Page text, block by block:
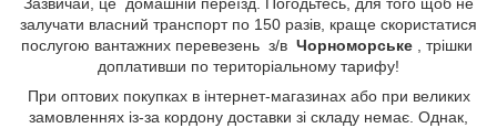
залучати власний транспорт по 150 разів, краще скористатися
послугою вантажних перевезень з/в Чорноморське
, трішки
доплативши по територіальному тарифу!
При оптових покупках в інтернет-магазинах або при великих
замовленнях із-за кордону доставки зі складу немає. Однак,